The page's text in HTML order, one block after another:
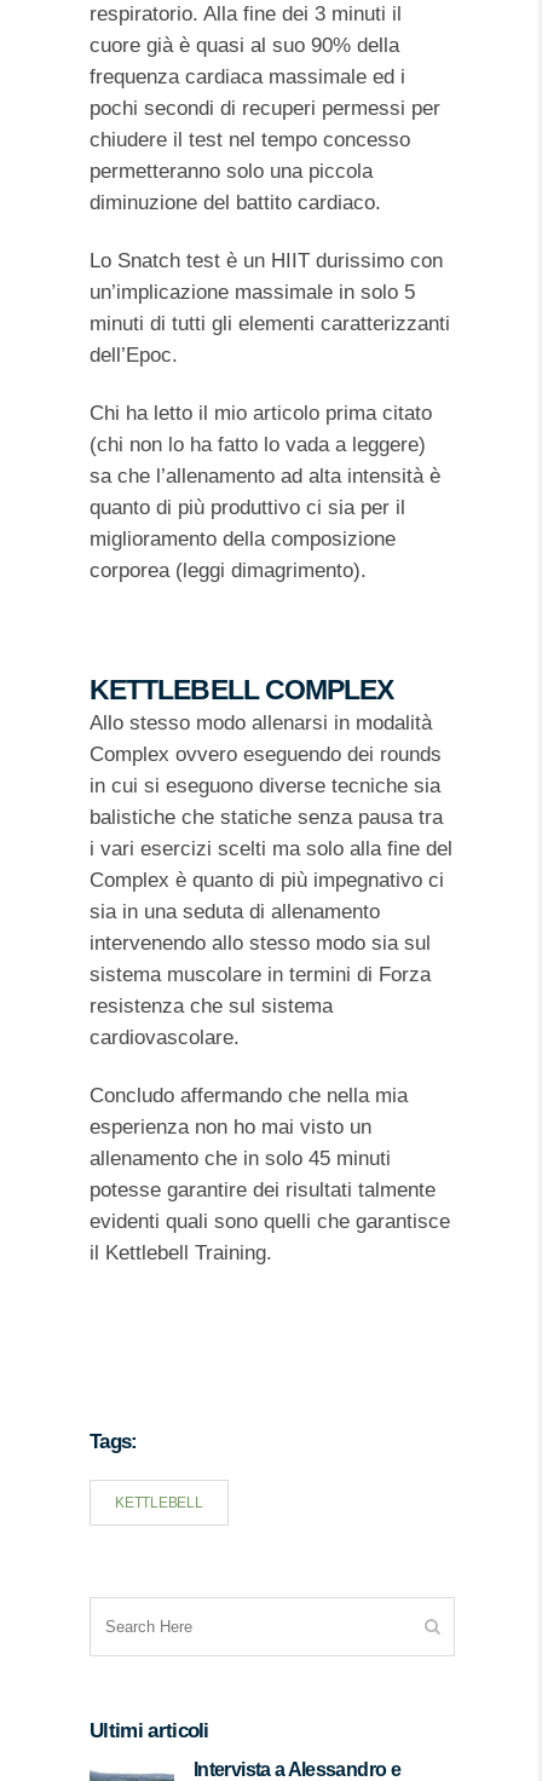
respiratorio. Alla fine dei 3 minuti il
cuore già è quasi al suo 90% della
frequenza cardiaca massimale ed i
pochi secondi di recuperi permessi per
chiudere il test nel tempo concesso
permetteranno solo una piccola
diminuzione del battito cardiaco.
Lo Snatch test è un HIIT durissimo con
un’implicazione massimale in solo 5
minuti di tutti gli elementi caratterizzanti
dell’Epoc.
Chi ha letto il mio articolo prima citato
(chi non lo ha fatto lo vada a leggere)
sa che l’allenamento ad alta intensità è
quanto di più produttivo ci sia per il
miglioramento della composizione
corporea (leggi dimagrimento).
KETTLEBELL COMPLEX
Allo stesso modo allenarsi in modalità
Complex ovvero eseguendo dei rounds
in cui si eseguono diverse tecniche sia
balistiche che statiche senza pausa tra
i vari esercizi scelti ma solo alla fine del
Complex è quanto di più impegnativo ci
sia in una seduta di allenamento
intervenendo allo stesso modo sia sul
sistema muscolare in termini di Forza
resistenza che sul sistema
cardiovascolare.
Concludo affermando che nella mia
esperienza non ho mai visto un
allenamento che in solo 45 minuti
potesse garantire dei risultati talmente
evidenti quali sono quelli che garantisce
il Kettlebell Training.
Tags:
KETTLEBELL
Ultimi articoli
Intervista a Alessandro e